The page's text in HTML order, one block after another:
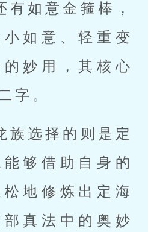
有如意金箍棒，
如意、轻重变
妙用，其核心
字。
族选择的则是定
够借助自身的
地修炼出定海
真法中的奥妙